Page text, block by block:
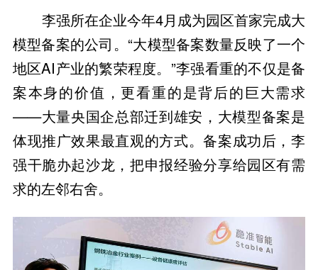
李强所在企业今年4月成为园区首家完成大
模型备案的公司。“大模型备案数量反映了一个
地区AI产业的繁荣程度。”李强看重的不仅是备
案本身的价值，更看重的是背后的巨大需求
——大量央国企总部迁到雄安，大模型备案是
体现推广效果最直观的方式。备案成功后，李
强干脆办起沙龙，把申报经验分享给园区有需
求的左邻右舍。